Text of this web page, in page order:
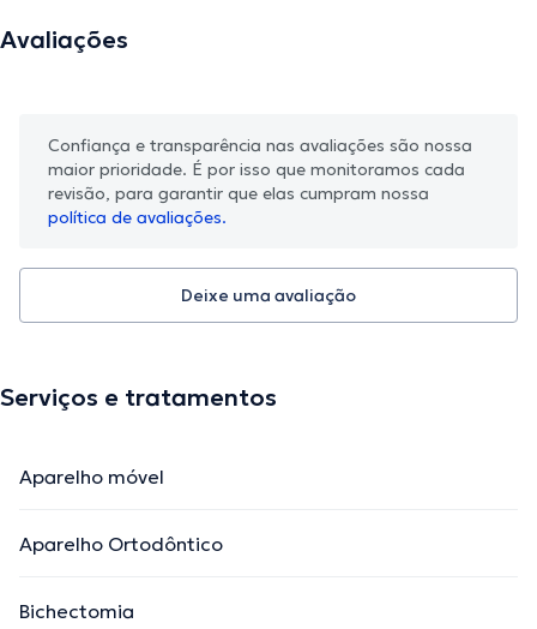
Avaliações
Confiança e transparência nas avaliações são nossa
maior prioridade. É por isso que monitoramos cada
revisão, para garantir que elas cumpram nossa
política de avaliações.
Deixe uma avaliação
Serviços e tratamentos
Aparelho móvel
Aparelho Ortodôntico
Bichectomia